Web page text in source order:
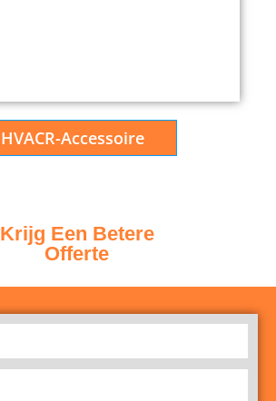
HVACR-Accessoire
Krijg Een Betere
Offerte